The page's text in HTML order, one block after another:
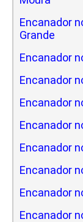
Encanador
Grande
Encanador
Encanador
Encanador
Encanador
Encanador
Encanador
Encanador
Encanador